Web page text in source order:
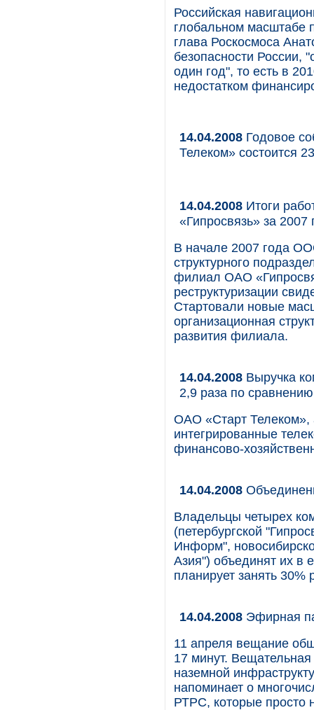
Российская
глобальном масштабе
глава Роскосмоса
безопасности России,
один год", то есть в
недостатком
14.04.2008 Годовое
Телеком» состоится
14.04.2008 Итоги
«Гипросвязь» за 2007
В начале 2007 года
структурного
филиал ОАО
реструктуризации
Cтартовали новые
организационная
развития филиала.
14.04.2008 Выручка
2,9 раза по
ОАО «Старт Телеком»,
интегрированные
финансово-
14.04.2008
Владельцы четырех
(петербургской
Информ",
Азия") объединят их в
планирует занять 30%
14.04.2008 Эфирная
11 апреля вещание
17 минут.
наземной
напоминает о
РТРС, которые просто